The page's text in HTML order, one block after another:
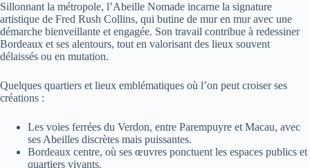
Sillonnant la métropole, l’Abeille Nomade incarne la signature
artistique de Fred Rush Collins, qui butine de mur en mur avec une
démarche bienveillante et engagée. Son travail contribue à redessiner
Bordeaux et ses alentours, tout en valorisant des lieux souvent
délaissés ou en mutation.
Quelques quartiers et lieux emblématiques où l’on peut croiser ses
créations :
Les voies ferrées du Verdon, entre Parempuyre et Macau, avec
ses Abeilles discrètes mais puissantes.
Bordeaux centre, où ses œuvres ponctuent les espaces publics et
quartiers vivants.